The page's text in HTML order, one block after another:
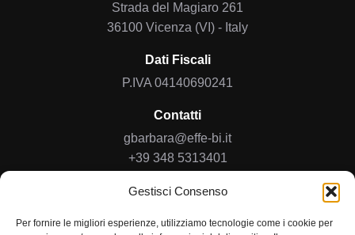
Gestisci Consenso
Per fornire le migliori esperienze, utilizziamo tecnologie come i cookie per
Strada del Magiaro 261
36100 Vicenza (VI) - Italy
Dati Fiscali
P.IVA 04140690241
Contatti
gbarbara@effe-bi.it
+39 348 5313401
Chi Siamo